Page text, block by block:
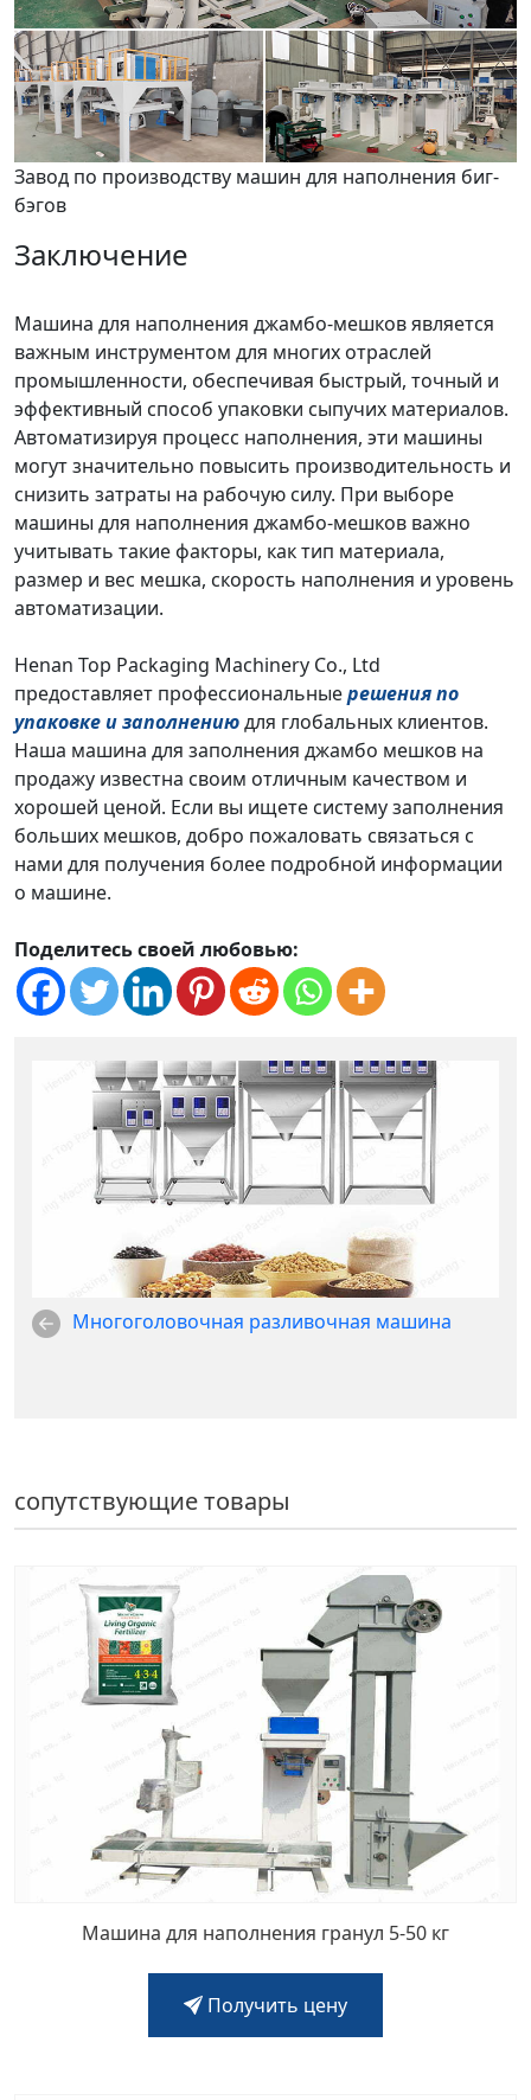
Завод по производству машин для наполнения биг-
бэгов
Заключение
Машина для наполнения джамбо-мешков является
важным инструментом для многих отраслей
промышленности, обеспечивая быстрый, точный и
эффективный способ упаковки сыпучих материалов.
Автоматизируя процесс наполнения, эти машины
могут значительно повысить производительность и
снизить затраты на рабочую силу. При выборе
машины для наполнения джамбо-мешков важно
учитывать такие факторы, как тип материала,
размер и вес мешка, скорость наполнения и уровень
автоматизации.
Henan Top Packaging Machinery Co., Ltd
предоставляет профессиональныерешения по
упаковке и заполнениюдля глобальных клиентов.
Наша машина для заполнения джамбо мешков на
продажу известна своим отличным качеством и
хорошей ценой. Если вы ищете систему заполнения
больших мешков, добро пожаловать связаться с
нами для получения более подробной информации
о машине.
Поделитесь своей любовью:
Многоголовочная разливочная машина
сопутствующие товары
Машина для наполнения гранул 5-50 кг
Получить цену